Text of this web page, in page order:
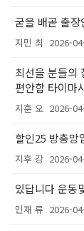
굳을 배곧 출
지민 최 2026-
최선을 분들의
편안함 타이마
지훈 오 2026-
할인25 방충망
지후 강 2026-
있답니다 운동
민재 류 2026-